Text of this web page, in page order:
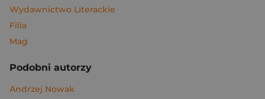
Wydawnictwo Literackie
Filia
Mag
Podobni autorzy
Andrzej Nowak